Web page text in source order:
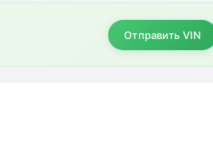
Отправить VIN